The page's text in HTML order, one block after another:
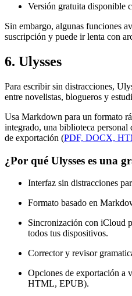
Versión gratuita disponible
Sin embargo, algunas funciones
suscripción y puede ir lenta con
6. Ulysses
Para escribir sin distracciones,
entre novelistas, blogueros y
Usa Markdown para un formato
integrado, una biblioteca personal
de exportación (PDF, DOCX,
¿Por qué Ulysses es una
Interfaz sin distracciones
Formato basado en
Sincronización con iCloud
todos tus dispositivos.
Corrector y revisor
Opciones de exportación a
HTML, EPUB).